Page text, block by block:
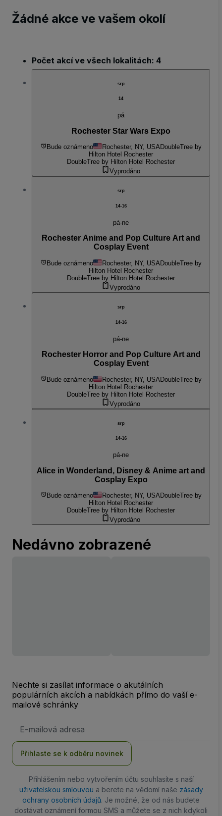
Žádné akce ve vašem okolí
Počet akcí ve všech lokalitách: 4
srp
14
pá
Rochester Star Wars Expo
Bude oznámeno Rochester, NY, USADoubleTree by
Hilton Hotel Rochester
DoubleTree by Hilton Hotel Rochester
Vyprodáno
srp
14-16
pá-ne
Rochester Anime and Pop Culture Art and
Cosplay Event
Bude oznámeno Rochester, NY, USADoubleTree by
Hilton Hotel Rochester
DoubleTree by Hilton Hotel Rochester
Vyprodáno
srp
14-16
pá-ne
Rochester Horror and Pop Culture Art and
Cosplay Event
Bude oznámeno Rochester, NY, USADoubleTree by
Hilton Hotel Rochester
DoubleTree by Hilton Hotel Rochester
Vyprodáno
srp
14-16
pá-ne
Alice in Wonderland, Disney & Anime art and
Cosplay Expo
Bude oznámeno Rochester, NY, USADoubleTree by
Hilton Hotel Rochester
DoubleTree by Hilton Hotel Rochester
Vyprodáno
Nedávno zobrazené
Nechte si zasílat informace o akutálních
populárních akcích a nabídkách přímo do vaší e-
mailové schránky
adresa
Přihlaste se k odběru novinek
Přihlášením nebo vytvořením účtu souhlasíte s naší
uživatelskou smlouvou a berete na vědomí naše zásady
ochrany osobních údajů. Je možné, že od nás budete
dostávat oznámení formou SMS a můžete se z nich kdykoli